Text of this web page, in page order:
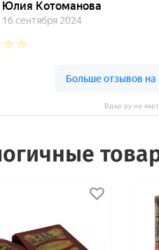
и текстура кожи
Вдар ру на